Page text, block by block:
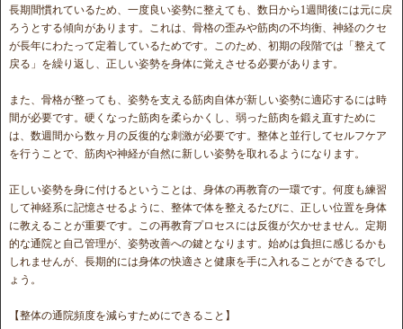
長期間慣れているため、一度良い姿勢に整えても、数日から1週間後には元に戻
ろうとする傾向があります。これは、骨格の歪みや筋肉の不均衡、神経のクセ
が長年にわたって定着しているためです。このため、初期の段階では「整えて
戻る」を繰り返し、正しい姿勢を身体に覚えさせる必要があります。
また、骨格が整っても、姿勢を支える筋肉自体が新しい姿勢に適応するには時
間が必要です。硬くなった筋肉を柔らかくし、弱った筋肉を鍛え直すために
は、数週間から数ヶ月の反復的な刺激が必要です。整体と並行してセルフケア
を行うことで、筋肉や神経が自然に新しい姿勢を取れるようになります。
正しい姿勢を身に付けるということは、身体の再教育の一環です。何度も練習
して神経系に記憶させるように、整体で体を整えるたびに、正しい位置を身体
に教えることが重要です。この再教育プロセスには反復が欠かせません。定期
的な通院と自己管理が、姿勢改善への鍵となります。始めは負担に感じるかも
しれませんが、長期的には身体の快適さと健康を手に入れることができるでし
ょう。
【整体の通院頻度を減らすためにできること】